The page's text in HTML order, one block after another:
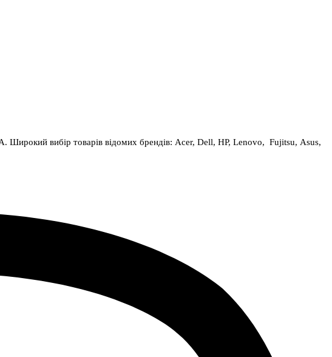
Широкий вибір товарів відомих брендів: Acer, Dell, HP, Lenovo, Fujitsu, Asus,